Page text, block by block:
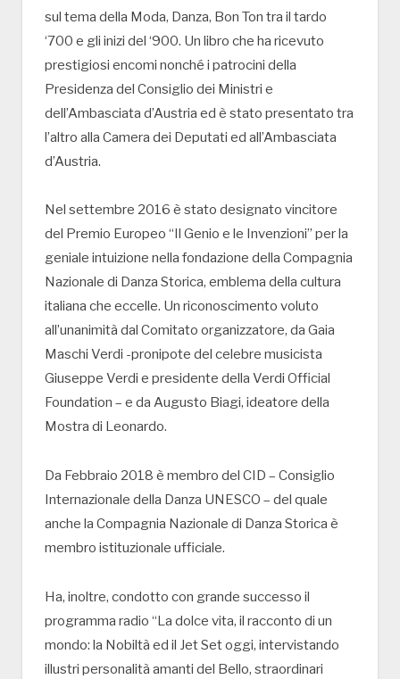
sul tema della Moda, Danza, Bon Ton tra il tardo
‘700 e gli inizi del ‘900. Un libro che ha ricevuto
prestigiosi encomi nonché i patrocini della
Presidenza del Consiglio dei Ministri e
dell’Ambasciata d’Austria ed è stato presentato tra
l’altro alla Camera dei Deputati ed all’Ambasciata
d’Austria.
Nel settembre 2016 è stato designato vincitore
del Premio Europeo “Il Genio e le Invenzioni” per la
geniale intuizione nella fondazione della Compagnia
Nazionale di Danza Storica, emblema della cultura
italiana che eccelle. Un riconoscimento voluto
all’unanimità dal Comitato organizzatore, da Gaia
Maschi Verdi -pronipote del celebre musicista
Giuseppe Verdi e presidente della Verdi Official
Foundation – e da Augusto Biagi, ideatore della
Mostra di Leonardo.
Da Febbraio 2018 è membro del CID – Consiglio
Internazionale della Danza UNESCO – del quale
anche la Compagnia Nazionale di Danza Storica è
membro istituzionale ufficiale.
Ha, inoltre, condotto con grande successo il
programma radio “La dolce vita, il racconto di un
mondo: la Nobiltà ed il Jet Set oggi, intervistando
illustri personalità amanti del Bello, straordinari